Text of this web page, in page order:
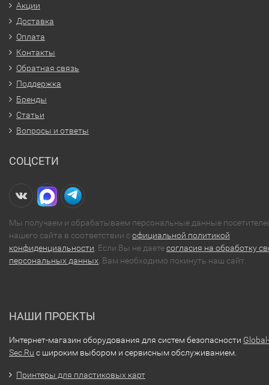
Акции
Доставка
Оплата
Контакты
Обратная связь
Поддержка
Бренды
Статьи
Вопросы и ответы
СОЦСЕТИ
Мы получаем и обрабатываем персональные данные
нашего сайта в соответствии софициальной политикой
конфиденциальности. Если Вы не даетесогласия на обработку
персональных данных, Вам необходимо покинуть наш сайт.
НАШИ ПРОЕКТЫ
Интернет-магазин оборудования для систем безопасности Global-
Sec.Ru с широким выбором и сервисным обслуживанием.
Принтеры для пластиковых карт